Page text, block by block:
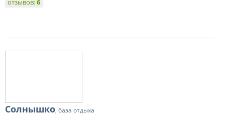
отзывов:6
Солнышко, база отдыха